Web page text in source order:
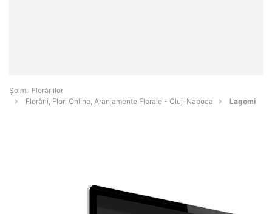
Șoimii Florăriilor
Florării, Flori Online, Aranjamente Florale - Cluj-Napoca
Lagomi